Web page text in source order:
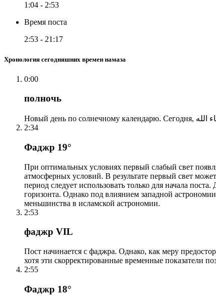
1:04 - 2:53
Время поста
2:53 - 21:17
Хронология сегодняшних времен намаза
0:00
полночь
2:34
Фаджр 19°
При оптимальных условиях первый слабый свет
атмосферных условий. В результате первый свет
период следует использовать только для начала
горизонта. Однако под влиянием западной
меньшинства в исламской астрономии.
2:53
фаджр VIL
Пост начинается с фаджра. Однако, как меру
хотя эти скорректированные временные показатели
2:55
Фаджр 18°